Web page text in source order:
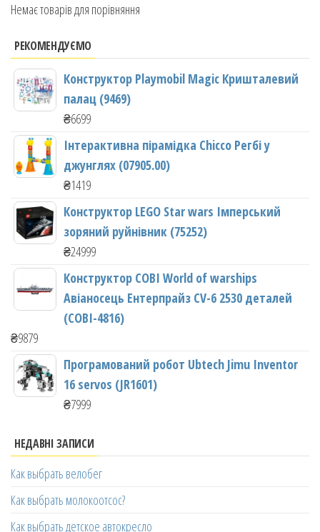
Немає товарів для порівняння
РЕКОМЕНДУЄМО
Конструктор Playmobil Magic Кришталевий
палац (9469)
₴6699
Інтерактивна пірамідка Chicco Регбі у
джунглях (07905.00)
₴1419
Конструктор LEGO Star wars Імперський
зоряний руйнівник (75252)
₴24999
Конструктор COBI World of warships
Авіаносець Ентерпрайз CV-6 2530 деталей
(COBI-4816)
₴9879
Програмований робот Ubtech Jimu Inventor
16 servos (JR1601)
₴7999
НЕДАВНІ ЗАПИСИ
Как выбрать велобег
Как выбрать молокоотсос?
Как выбрать детское автокресло